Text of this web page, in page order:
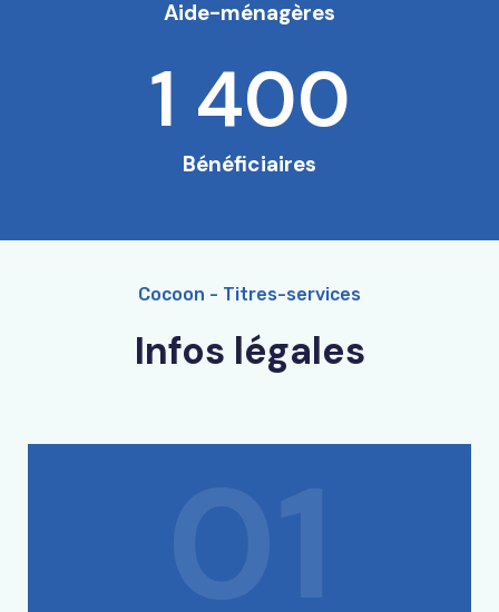
Aide-ménagères
1 400
Bénéficiaires
Cocoon - Titres-services
Infos légales